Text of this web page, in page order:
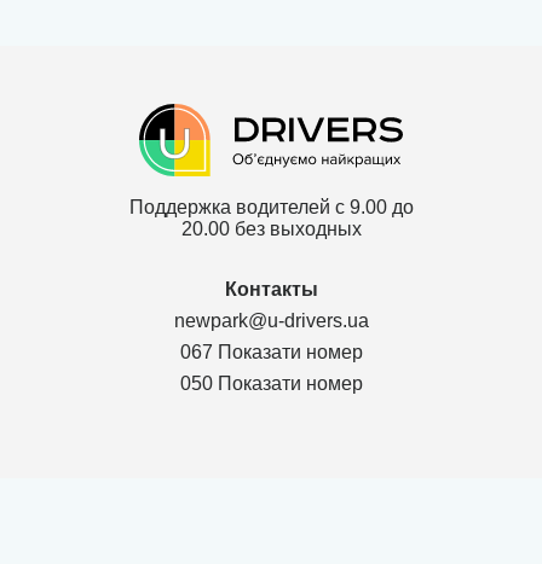
Поддержка водителей с 9.00 до
20.00 без выходных
Контакты
newpark@u-drivers.ua
067 Показати номер
050 Показати номер